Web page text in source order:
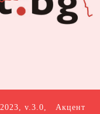
2023, v.3.0, Акцент